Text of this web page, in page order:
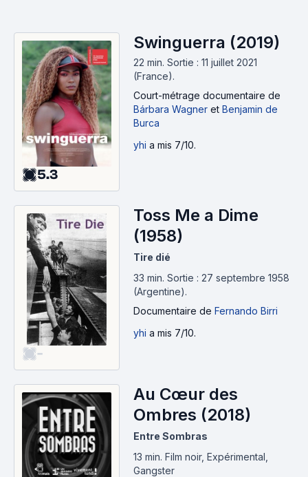
5.3
Swinguerra (2019)
22 min. Sortie : 11 juillet 2021
(France).
Court-métrage documentaire de
Bárbara Wagner et Benjamin de
Burca
yhi a mis 7/10.
-
Toss Me a Dime
(1958)
Tire dié
33 min. Sortie : 27 septembre 1958
(Argentine).
Documentaire de Fernando Birri
yhi a mis 7/10.
Au Cœur des
Ombres (2018)
Entre Sombras
13 min. Film noir, Expérimental,
Gangster